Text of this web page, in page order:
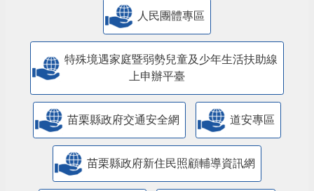
人民團體專區
特殊境遇家庭暨弱勢兒童及少年生活扶助線
上申辦平臺
苗栗縣政府交通安全網 道安專區
苗栗縣政府新住民照顧輔導資訊網